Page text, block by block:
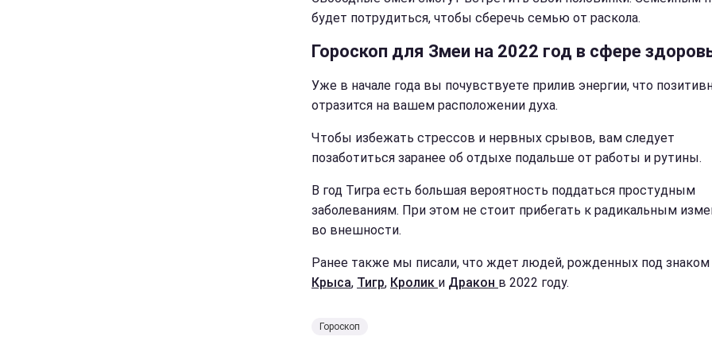
будет потрудиться, чтобы сберечь семью от раскола.
Гороскоп для Змеи на 2022 год в сфере
Уже в начале года вы почувствуете прилив энергии, что
отразится на вашем расположении духа.
Чтобы избежать стрессов и нервных срывов, вам следует
позаботиться заранее об отдыхе подальше от работы и рутины.
В год Тигра есть большая вероятность поддаться простудным
заболеваниям. При этом не стоит прибегать к радикальным
во внешности.
Ранее также мы писали, что ждет людей, рожденных под знаком
Крыса, Тигр, Кролик и Дракон в 2022 году.
Гороскоп